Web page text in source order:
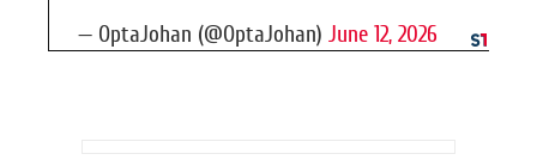
— OptaJohan (@OptaJohan) June 12, 2026